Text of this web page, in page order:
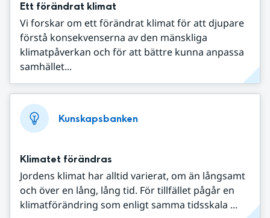
Ett förändrat klimat
Vi forskar om ett förändrat klimat för att djupare
förstå konsekvenserna av den mänskliga
klimatpåverkan och för att bättre kunna anpassa
samhället...
Kunskapsbanken
Klimatet förändras
Jordens klimat har alltid varierat, om än långsamt
och över en lång, lång tid. För tillfället pågår en
klimatförändring som enligt samma tidsskala ...